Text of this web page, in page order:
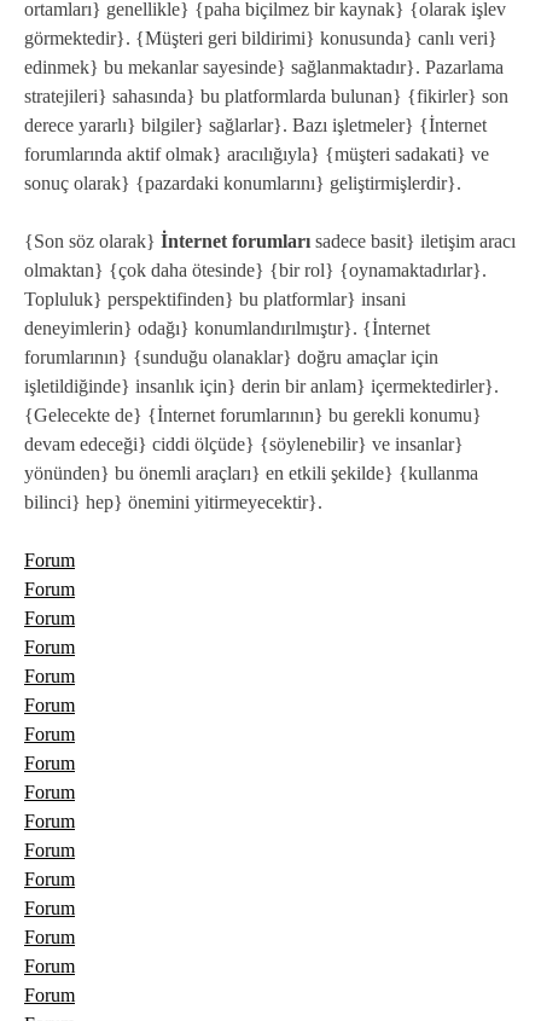
ortamları} genellikle} {paha biçilmez bir kaynak} {olarak işlev
görmektedir}. {Müşteri geri bildirimi} konusunda} canlı veri}
edinmek} bu mekanlar sayesinde} sağlanmaktadır}. Pazarlama
stratejileri} sahasında} bu platformlarda bulunan} {fikirler} son
derece yararlı} bilgiler} sağlarlar}. Bazı işletmeler} {İnternet
forumlarında aktif olmak} aracılığıyla} {müşteri sadakati} ve
sonuç olarak} {pazardaki konumlarını} geliştirmişlerdir}.
{Son söz olarak} İnternet forumları sadece basit} iletişim aracı
olmaktan} {çok daha ötesinde} {bir rol} {oynamaktadırlar}.
Topluluk} perspektifinden} bu platformlar} insani
deneyimlerin} odağı} konumlandırılmıştır}. {İnternet
forumlarının} {sunduğu olanaklar} doğru amaçlar için
işletildiğinde} insanlık için} derin bir anlam} içermektedirler}.
{Gelecekte de} {İnternet forumlarının} bu gerekli konumu}
devam edeceği} ciddi ölçüde} {söylenebilir} ve insanlar}
yönünden} bu önemli araçları} en etkili şekilde} {kullanma
bilinci} hep} önemini yitirmeyecektir}.
Forum
Forum
Forum
Forum
Forum
Forum
Forum
Forum
Forum
Forum
Forum
Forum
Forum
Forum
Forum
Forum